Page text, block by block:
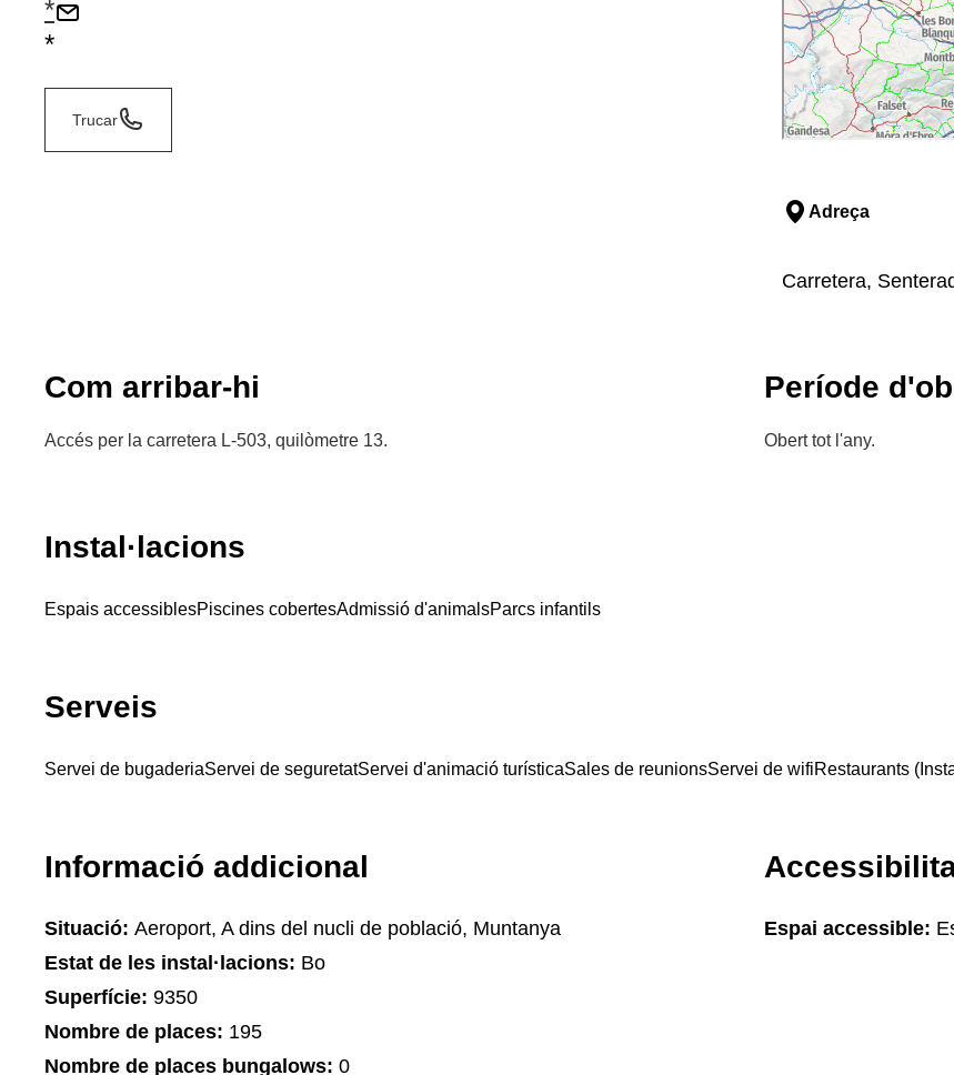
*
*
Trucar
Adreça
Carretera,
Com arribar-hi
Accés per la carretera L-503, quilòmetre 13.
Període
Obert tot l'any.
Instal·lacions
Espais accessiblesPiscines cobertesAdmissió d'animalsParcs infantils
Serveis
Servei de bugaderiaServei de seguretatServei d'animació turísticaSales de reunionsServei de wifiRestaurants
Informació addicional
Situació: Aeroport, A dins del nucli de població, Muntanya
Estat de les instal·lacions: Bo
Superfície: 9350
Nombre de places: 195
Nombre de places bungalows: 0
Espai accessible: